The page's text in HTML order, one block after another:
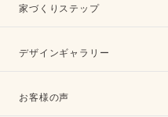
家づくりステップ
デザインギャラリー
お客様の声